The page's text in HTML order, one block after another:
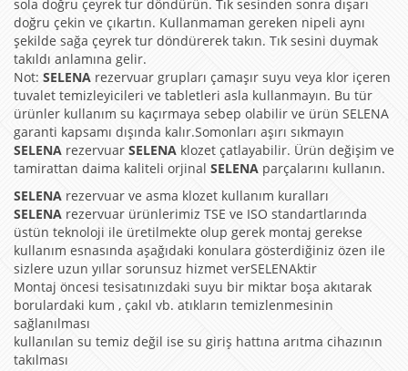
sola doğru çeyrek tur döndürün. Tık sesinden sonra dışarı
doğru çekin ve çıkartın. Kullanmaman gereken nipeli aynı
şekilde sağa çeyrek tur döndürerek takın. Tık sesini duymak
takıldı anlamına gelir.
Not: SELENA rezervuar grupları çamaşır suyu veya klor içeren
tuvalet temizleyicileri ve tabletleri asla kullanmayın. Bu tür
ürünler kullanım su kaçırmaya sebep olabilir ve ürün SELENA
garanti kapsamı dışında kalır.Somonları aşırı sıkmayın
SELENA rezervuar SELENA klozet çatlayabilir. Ürün değişim ve
tamirattan daima kaliteli orjinal SELENA parçalarını kullanın.
SELENA rezervuar ve asma klozet kullanım kuralları
SELENA rezervuar ürünlerimiz TSE ve ISO standartlarında
üstün teknoloji ile üretilmekte olup gerek montaj gerekse
kullanım esnasında aşağıdaki konulara gösterdiğiniz özen ile
sizlere uzun yıllar sorunsuz hizmet verSELENAktir
Montaj öncesi tesisatınızdaki suyu bir miktar boşa akıtarak
borulardaki kum , çakıl vb. atıkların temizlenmesinin
sağlanılması
kullanılan su temiz değil ise su giriş hattına arıtma cihazının
takılması